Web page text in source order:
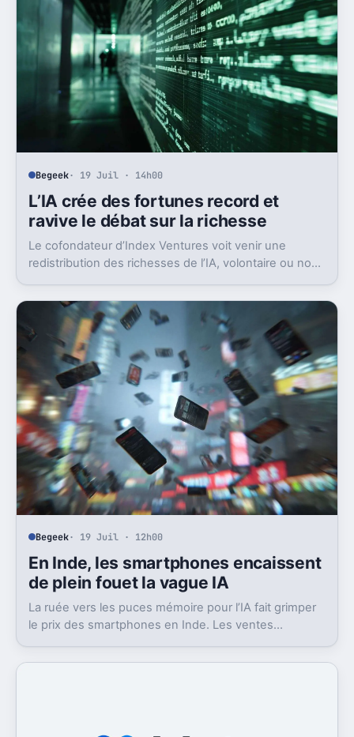
Begeek· 19 Juil · 14h00
L’IA crée des fortunes record et
ravive le débat sur la richesse
Le cofondateur d’Index Ventures voit venir une
redistribution des richesses de l’IA, volontaire ou non.
Begeek· 19 Juil · 12h00
En Inde, les smartphones encaissent
de plein fouet la vague IA
La ruée vers les puces mémoire pour l’IA fait grimper
le prix des smartphones en Inde. Les ventes